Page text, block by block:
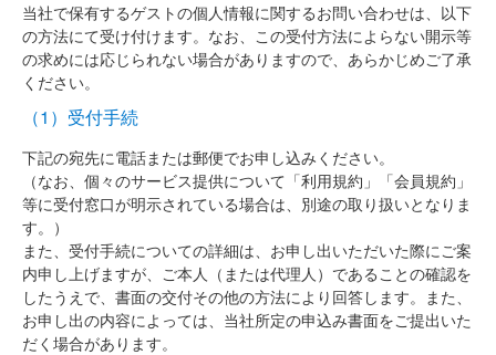
当社で保有するゲストの個人情報に関するお問い合わせは、以下
の方法にて受け付けます。なお、この受付方法によらない開示等
の求めには応じられない場合がありますので、あらかじめご了承
ください。
（1）受付手続
下記の宛先に電話または郵便でお申し込みください。
（なお、個々のサービス提供について「利用規約」「会員規約」
等に受付窓口が明示されている場合は、別途の取り扱いとなりま
す。）
また、受付手続についての詳細は、お申し出いただいた際にご案
内申し上げますが、ご本人（または代理人）であることの確認を
したうえで、書面の交付その他の方法により回答します。また、
お申し出の内容によっては、当社所定の申込み書面をご提出いた
だく場合があります。